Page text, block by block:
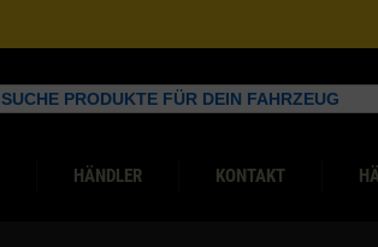
SUCHE PRODUKTE FÜR DEIN FAHRZEUG
HÄNDLER KONTAKT